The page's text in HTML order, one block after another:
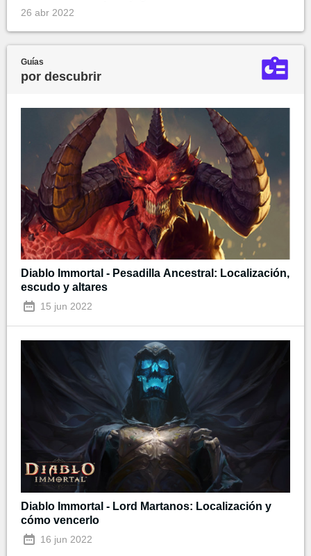
26 abr 2022
Guías
por descubrir
Diablo Immortal - Pesadilla Ancestral: Localización,
escudo y altares
15 jun 2022
Diablo Immortal - Lord Martanos: Localización y
cómo vencerlo
16 jun 2022